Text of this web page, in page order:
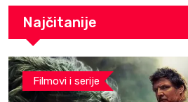
Najčitanije
Filmovi i serije